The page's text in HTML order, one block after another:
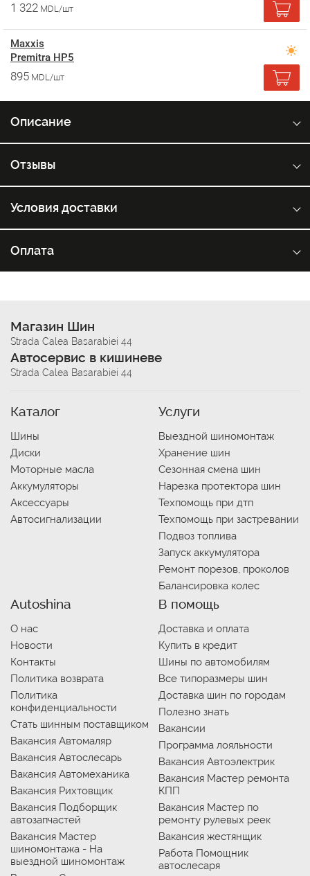
1 322 MDL/шт
Maxxis
Premitra HP5
895 MDL/шт
Описание
Отзывы
Условия доставки
Оплата
Магазин Шин
Strada Calea Basarabiei 44
Автосервис в кишиневе
Strada Calea Basarabiei 44
Каталог
Шины
Диски
Моторные масла
Аккумуляторы
Аксессуары
Автосигнализации
Услуги
Выездной шиномонтаж
Хранение шин
Сезонная смена шин
Нарезка протектора шин
Техпомощь при дтп
Техпомощь при застревании
Подвоз топлива
Запуск аккумулятора
Ремонт порезов, проколов
Балансировка колес
Autoshina
О нас
Новости
Контакты
Политика возврата
Политика
конфиденциальности
Стать шинным поставщиком
Вакансия Автомаляр
Вакансия Автослесарь
Вакансия Автомеханика
Вакансия Рихтовщик
Вакансия Подборщик
автозапчастей
Вакансия Мастер
шиномонтажа - На
выездной шиномонтаж
В помощь
Доставка и оплата
Купить в кредит
Шины по автомобилям
Все типоразмеры шин
Доставка шин по городам
Полезно знать
Вакансии
Программа лояльности
Вакансия Автоэлектрик
Вакансия Мастер ремонта
КПП
Вакансия Мастер по
ремонту рулевых реек
Вакансия жестянщик
Работа Помощник
автослесаря